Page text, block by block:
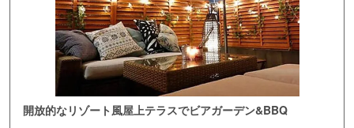
開放的なリゾート風屋上テラスでビアガーデン&BBQ